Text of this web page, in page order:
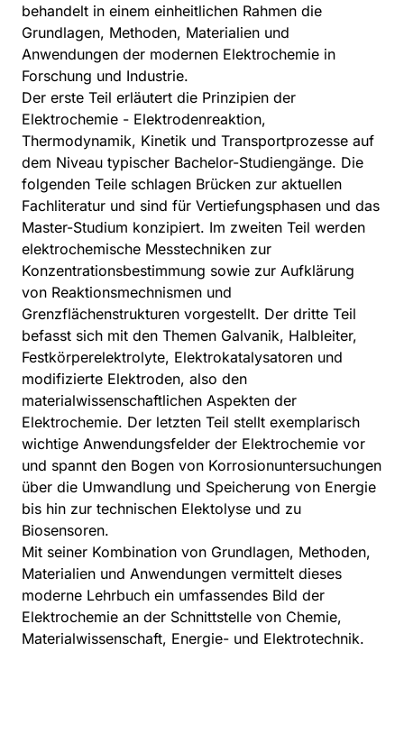
behandelt in einem einheitlichen Rahmen die
Grundlagen, Methoden, Materialien und
Anwendungen der modernen Elektrochemie in
Forschung und Industrie.
Der erste Teil erläutert die Prinzipien der
Elektrochemie - Elektrodenreaktion,
Thermodynamik, Kinetik und Transportprozesse auf
dem Niveau typischer Bachelor-Studiengänge. Die
folgenden Teile schlagen Brücken zur aktuellen
Fachliteratur und sind für Vertiefungsphasen und das
Master-Studium konzipiert. Im zweiten Teil werden
elektrochemische Messtechniken zur
Konzentrationsbestimmung sowie zur Aufklärung
von Reaktionsmechnismen und
Grenzflächenstrukturen vorgestellt. Der dritte Teil
befasst sich mit den Themen Galvanik, Halbleiter,
Festkörperelektrolyte, Elektrokatalysatoren und
modifizierte Elektroden, also den
materialwissenschaftlichen Aspekten der
Elektrochemie. Der letzten Teil stellt exemplarisch
wichtige Anwendungsfelder der Elektrochemie vor
und spannt den Bogen von Korrosionuntersuchungen
über die Umwandlung und Speicherung von Energie
bis hin zur technischen Elektolyse und zu
Biosensoren.
Mit seiner Kombination von Grundlagen, Methoden,
Materialien und Anwendungen vermittelt dieses
moderne Lehrbuch ein umfassendes Bild der
Elektrochemie an der Schnittstelle von Chemie,
Materialwissenschaft, Energie- und Elektrotechnik.